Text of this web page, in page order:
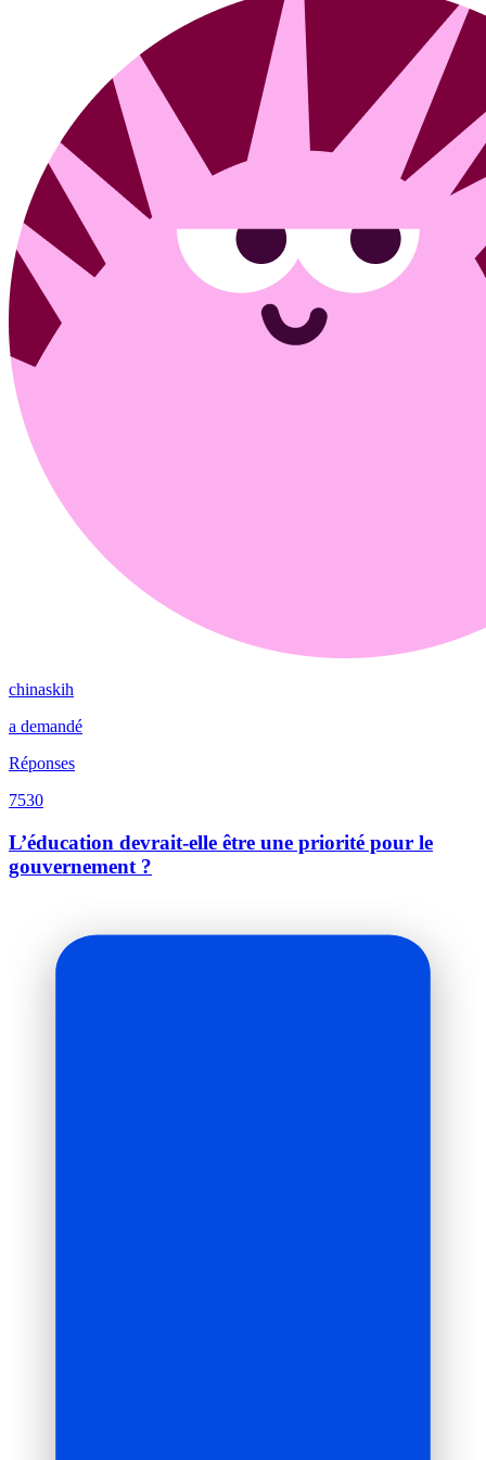
chinaskih
a demandé
Réponses
7530
L’éducation devrait-elle être une priorité pour le
gouvernement ?